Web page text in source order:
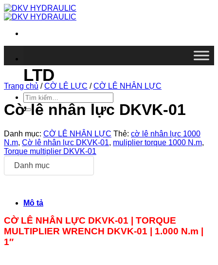
Chuyển
đến
dung
LTD
Tìm
kiếm:
Trang chủ / CỜ LÊ LỰC / CỜ LÊ NHÂN LỰC
Cờ lê nhân lực DKVK-01
Danh mục: CỜ LÊ NHÂN LỰC Thẻ: cờ lê nhân lực 1000
N.m, Cờ lê nhân lực DKVK-01, muliplier torque 1000 N.m,
Torque multiplier DKVK-01
Danh mục
Mô tả
CỜ LÊ NHÂN LỰC DKVK-01 | TORQUE
MULTIPLIER WRENCH DKVK-01 | 1.000 N.m |
1″